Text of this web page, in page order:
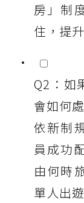
房」制
住，提
Q2：如
會如何
依新制
員成功
由何時
單人出